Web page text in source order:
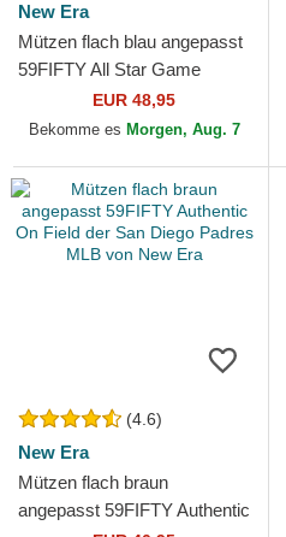
New Era
Mützen flach blau angepasst
59FIFTY All Star Game
Workout der Los Angeles
Dodgers MLB von New Era
EUR 48,95
Bekomme es Morgen, Aug. 7
(4.6)
New Era
Mützen flach braun
angepasst 59FIFTY Authentic